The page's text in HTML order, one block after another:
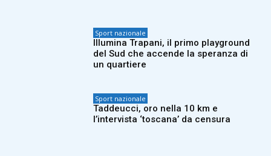
Sport nazionale
Illumina Trapani, il primo playground
del Sud che accende la speranza di
un quartiere
Sport nazionale
Taddeucci, oro nella 10 km e
l’intervista ‘toscana’ da censura